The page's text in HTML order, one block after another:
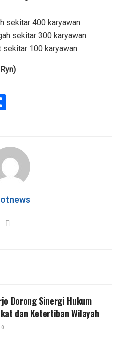
sekitar 400 karyawan
sekitar 300 karyawan
sekitar 100 karyawan
e
Dorong Sinergi Hukum
dan Ketertiban Wilayah
0